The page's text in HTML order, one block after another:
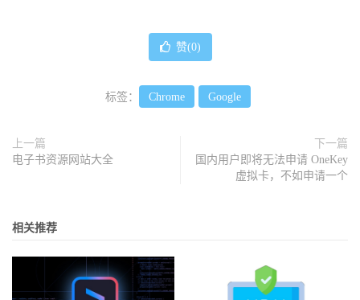
赞(0)
标签： Chrome Google
上一篇
电子书资源网站大全
下一篇
国内用户即将无法申请 OneKey
虚拟卡，不如申请一个
相关推荐